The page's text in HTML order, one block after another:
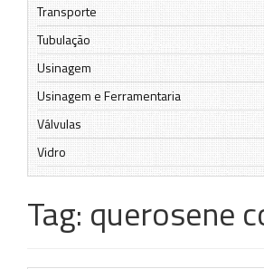
Transporte
Tubulação
Usinagem
Usinagem e Ferramentaria
Válvulas
Vidro
Tag: querosene